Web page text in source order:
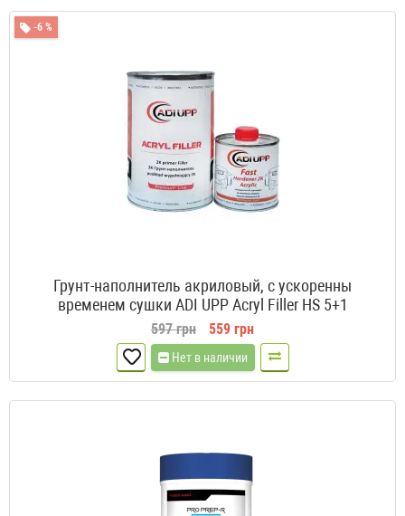
-6 %
Грунт-наполнитель акриловый, с ускоренны
временем сушки ADI UPP Acryl Filler HS 5+1
597 грн 559 грн
Нет в наличии